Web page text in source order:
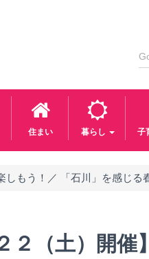
住まい 暮らし 子
しもう！／ 「石川」を感じる
２（土）開催